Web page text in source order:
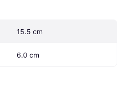
15.5 cm
6.0 cm